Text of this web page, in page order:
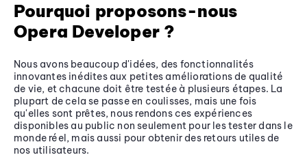
Pourquoi proposons-nous
Opera Developer ?
Nous avons beaucoup d'idées, des fonctionnalités
innovantes inédites aux petites améliorations de qualité
de vie, et chacune doit être testée à plusieurs étapes. La
plupart de cela se passe en coulisses, mais une fois
qu'elles sont prêtes, nous rendons ces expériences
disponibles au public non seulement pour les tester dans le
monde réel, mais aussi pour obtenir des retours utiles de
nos utilisateurs.